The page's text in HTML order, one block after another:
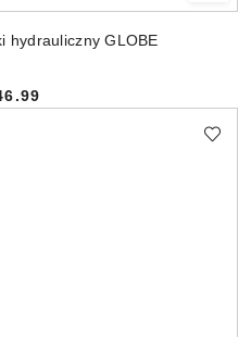
hydrauliczny GLOBE
Cena: